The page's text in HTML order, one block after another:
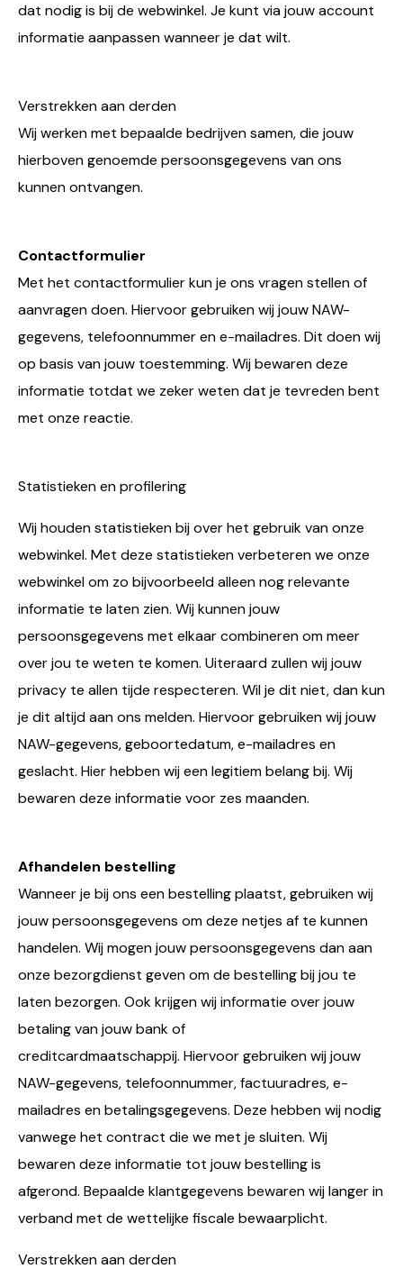
dat nodig is bij de webwinkel. Je kunt via jouw account
informatie aanpassen wanneer je dat wilt.
Verstrekken aan derden
Wij werken met bepaalde bedrijven samen, die jouw
hierboven genoemde persoonsgegevens van ons
kunnen ontvangen.
Contactformulier
Met het contactformulier kun je ons vragen stellen of
aanvragen doen. Hiervoor gebruiken wij jouw NAW-
gegevens, telefoonnummer en e-mailadres. Dit doen wij
op basis van jouw toestemming. Wij bewaren deze
informatie totdat we zeker weten dat je tevreden bent
met onze reactie.
Statistieken en profilering
Wij houden statistieken bij over het gebruik van onze
webwinkel. Met deze statistieken verbeteren we onze
webwinkel om zo bijvoorbeeld alleen nog relevante
informatie te laten zien. Wij kunnen jouw
persoonsgegevens met elkaar combineren om meer
over jou te weten te komen. Uiteraard zullen wij jouw
privacy te allen tijde respecteren. Wil je dit niet, dan kun
je dit altijd aan ons melden. Hiervoor gebruiken wij jouw
NAW-gegevens, geboortedatum, e-mailadres en
geslacht. Hier hebben wij een legitiem belang bij. Wij
bewaren deze informatie voor zes maanden.
Afhandelen bestelling
Wanneer je bij ons een bestelling plaatst, gebruiken wij
jouw persoonsgegevens om deze netjes af te kunnen
handelen. Wij mogen jouw persoonsgegevens dan aan
onze bezorgdienst geven om de bestelling bij jou te
laten bezorgen. Ook krijgen wij informatie over jouw
betaling van jouw bank of
creditcardmaatschappij. Hiervoor gebruiken wij jouw
NAW-gegevens, telefoonnummer, factuuradres, e-
mailadres en betalingsgegevens. Deze hebben wij nodig
vanwege het contract die we met je sluiten. Wij
bewaren deze informatie tot jouw bestelling is
afgerond. Bepaalde klantgegevens bewaren wij langer in
verband met de wettelijke fiscale bewaarplicht.
Verstrekken aan derden